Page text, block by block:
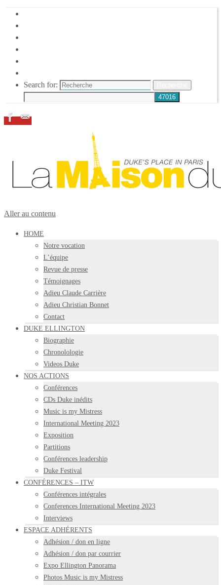
Search for:
Aller au contenu
HOME
Notre vocation
L’équipe
Revue de presse
Témoignages
Adieu Claude Carrière
Adieu Christian Bonnet
Contact
DUKE ELLINGTON
Biographie
Chronolologie
Videos Duke
NOS ACTIONS
Conférences
CDs Duke inédits
Music is my Mistress
International Meeting 2023
Exposition
Partitions
Conférences leadership
Duke Festival
CONFÉRENCES – ITW
Conférences intégrales
Conferences International Meeting 2023
Interviews
ESPACE ADHÉRENTS
Adhésion / don en ligne
Adhésion / don par courrier
Expo Ellington Panorama
Photos Music is my Mistress